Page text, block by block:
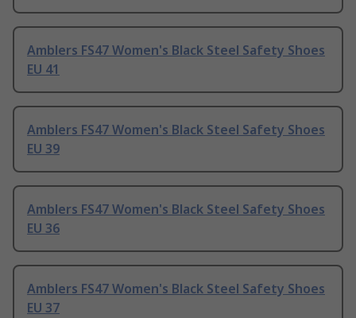
Amblers FS47 Women's Black Steel Safety Shoes
EU 41
Amblers FS47 Women's Black Steel Safety Shoes
EU 39
Amblers FS47 Women's Black Steel Safety Shoes
EU 36
Amblers FS47 Women's Black Steel Safety Shoes
EU 37